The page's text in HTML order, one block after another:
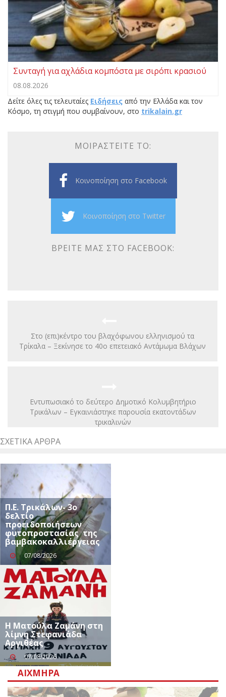
Συνταγή για αχλάδια κομπόστα με σιρόπι κρασιού
08.08.2026
Δείτε όλες τις τελευταίες Ειδήσεις από την Ελλάδα και τον
Κόσμο, τη στιγμή που συμβαίνουν, στο trikalain.gr
ΜΟΙΡΑΣΤΕΊΤΕ ΤΟ:
Κοινοποίηση στο Facebook
Κοινοποίηση στο Twitter
ΒΡΕΊΤΕ ΜΑΣ ΣΤΟ FACEBOOK:
Στο (επι)κέντρο του βλαχόφωνου ελληνισμού τα
Τρίκαλα – Ξεκίνησε το 40ο επετειακό Αντάμωμα Βλάχων
Εντυπωσιακό το δεύτερο Δημοτικό Κολυμβητήριο
Τρικάλων – Εγκαινιάστηκε παρουσία εκατοντάδων
τρικαλινών
ΣΧΕΤΙΚΆ ΆΡΘΡΑ
Π.Ε. Τρικάλων- 3ο
δελτίο
προειδοποιήσεων
φυτοπροστασίας της
βαμβακοκαλλιέργειας
07/08/2026
Η Ματούλα Ζαμάνη στη
λίμνη Στεφανιάδα
Αργιθέας
07/08/2026
ΑΙΧΜΗΡΆ